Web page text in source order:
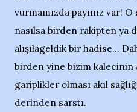
vurmamızda payınız var!
nasılsa birden rakipten ya
alışılageldik bir hadise...
birden yine bizim kalecinin
gariplikler olması akıl
derinden sarstı.